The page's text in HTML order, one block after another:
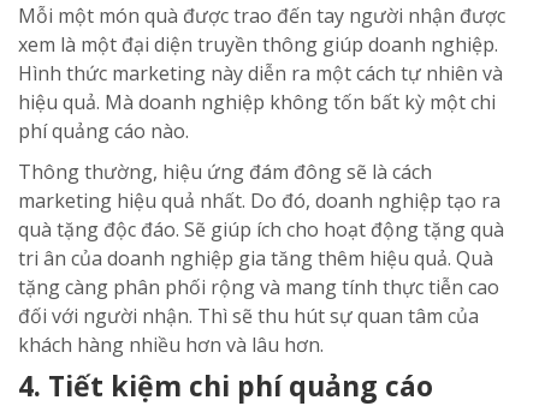
Mỗi một món quà được trao đến tay người nhận được
xem là một đại diện truyền thông giúp doanh nghiệp.
Hình thức marketing này diễn ra một cách tự nhiên và
hiệu quả. Mà doanh nghiệp không tốn bất kỳ một chi
phí quảng cáo nào.
Thông thường, hiệu ứng đám đông sẽ là cách
marketing hiệu quả nhất. Do đó, doanh nghiệp tạo ra
quà tặng độc đáo. Sẽ giúp ích cho hoạt động tặng quà
tri ân của doanh nghiệp gia tăng thêm hiệu quả. Quà
tặng càng phân phối rộng và mang tính thực tiễn cao
đối với người nhận. Thì sẽ thu hút sự quan tâm của
khách hàng nhiều hơn và lâu hơn.
4. Tiết kiệm chi phí quảng cáo